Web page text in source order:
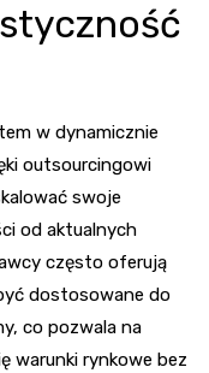
w dynamicznie
outsourcingowi
swoje
od aktualnych
często oferują
dostosowane do
co pozwala na
warunki rynkowe bez